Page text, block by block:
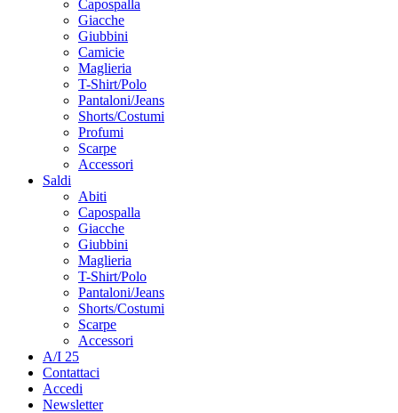
Capospalla
Giacche
Giubbini
Camicie
Maglieria
T-Shirt/Polo
Pantaloni/Jeans
Shorts/Costumi
Profumi
Scarpe
Accessori
Saldi
Abiti
Capospalla
Giacche
Giubbini
Maglieria
T-Shirt/Polo
Pantaloni/Jeans
Shorts/Costumi
Scarpe
Accessori
A/I 25
Contattaci
Accedi
Newsletter